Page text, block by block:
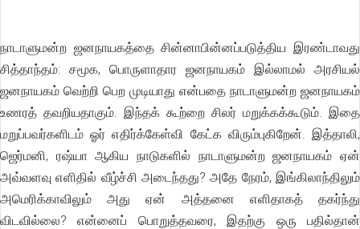
நாடாளுமன்ற ஜனநாயகத்தை சின்னாபின்னப்படுத்திய இரண்டாவது
சித்தாந்தம்: சமூக, பொருளாதார ஜனநாயகம் இல்லாமல் அரசியல்
ஜனநாயகம் வெற்றி பெற முடியாது என்பதை நாடாளுமன்ற ஜனநாயகம்
உணரத் தவறியதாகும். இந்தக் கூற்றை சிலர் மறுக்கக்கூடும். இதை
மறுப்பவர்களிடம் ஓர் எதிர்க்கேள்வி கேட்க விரும்புகிறேன். இத்தாலி,
ஜெர்மனி, ரஷ்யா ஆகிய நாடுகளில் நாடாளுமன்ற ஜனநாயகம் ஏன்
அவ்வளவு எளிதில் வீழ்ச்சி அடைந்தது? அதே நேரம், இங்கிலாந்திலும்
அமெரிக்காவிலும் அது ஏன் அத்தனை எளிதாகத் தகர்ந்து
விடவில்லை? என்னைப் பொறுத்தவரை, இதற்கு ஒரு பதில்தான்